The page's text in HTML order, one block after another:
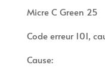
Micre C Green 25
Code erreur 101,
Cause: